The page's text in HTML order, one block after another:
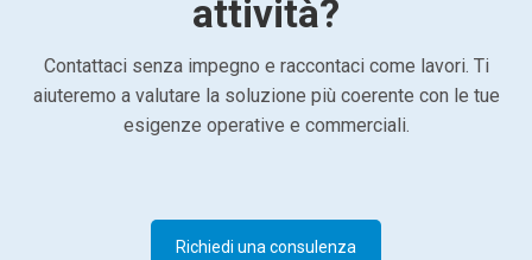
attività?
Contattaci senza impegno e raccontaci come lavori. Ti
aiuteremo a valutare la soluzione più coerente con le tue
esigenze operative e commerciali.
Richiedi una consulenza